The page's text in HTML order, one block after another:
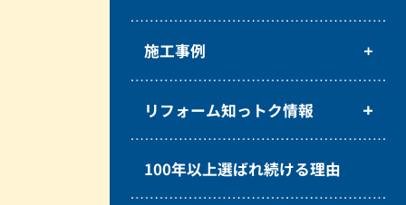
施工事例
リフォーム知っトク情報
100年以上選ばれ続ける理由